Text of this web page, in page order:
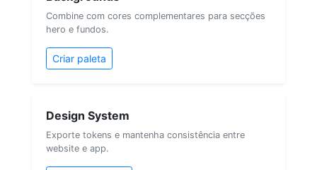
Combine com cores complementares para secções
hero e fundos.
Criar paleta
Design System
Exporte tokens e mantenha consistência entre
website e app.